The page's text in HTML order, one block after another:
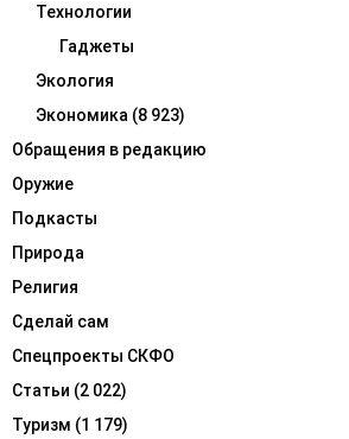
Технологии
Гаджеты
Экология
Экономика (8 923)
Обращения в редакцию
Оружие
Подкасты
Природа
Религия
Сделай сам
Спецпроекты СКФО
Статьи (2 022)
Туризм (1 179)